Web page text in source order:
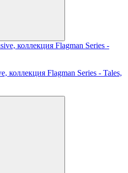
коллекция Flagman Series - Tales,